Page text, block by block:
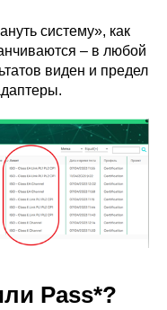
систему», как
– в любой
виден и предел
Pass*?